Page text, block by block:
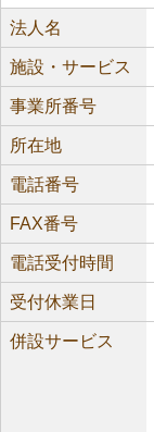
法人名
施設・サービス
事業所番号
所在地
電話番号
FAX番号
電話受付時間
受付休業日
併設サービス